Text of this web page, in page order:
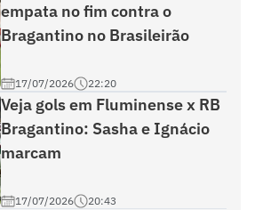
empata no fim contra o
Bragantino no Brasileirão
17/07/2026 22:20
Veja gols em Fluminense x RB
Bragantino: Sasha e Ignácio
marcam
17/07/2026 20:43